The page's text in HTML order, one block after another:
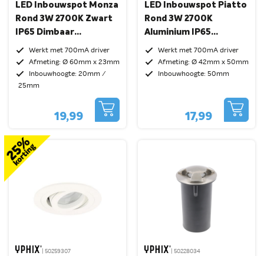
LED Inbouwspot Monza
Rond 3W 2700K Zwart
IP65 Dimbaar
Kantelbaar
Werkt met 700mA driver
Afmeting: Ø 60mm x 23mm
Inbouwhoogte: 20mm /
25mm
19,99
LED Inbouwspot Piatto
Rond 3W 2700K
Aluminium IP65
Dimbaar
Werkt met 700mA driver
Afmeting: Ø 42mm x 50mm
Inbouwhoogte: 50mm
17,99
| 50259307 | 50228034